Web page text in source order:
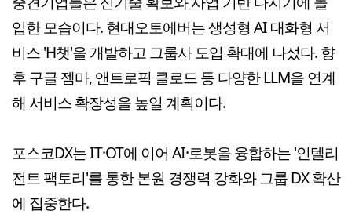
입한 모습이다. 현대오토에버는 생성형 AI 대화형 서
비스 'H챗'을 개발하고 그룹사 도입 확대에 나섰다. 향
후 구글 젬마, 앤트로픽 클로드 등 다양한 LLM을 연계
해 서비스 확장성을 높일 계획이다.
포스코DX는 IT·OT에 이어 AI·로봇을 융합하는 '인텔리
전트 팩토리'를 통한 본원 경쟁력 강화와 그룹 DX 확산
에 집중한다.